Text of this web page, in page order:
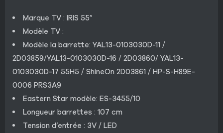
Marque TV : IRIS 55″
Modèle TV :
Modèle la barrette: YAL13-0103030D-11 /
2D03859/YAL13-0103030D-16 / 2D03860/ YAL13-
0103030D-17 55H5 / ShineOn 2D03861 / HP-S-H89E-
0006 PRS3A9
Eastern Star modèle: ES-3455/10
Longueur barrettes : 107 cm
Tension d’entrée : 3V / LED